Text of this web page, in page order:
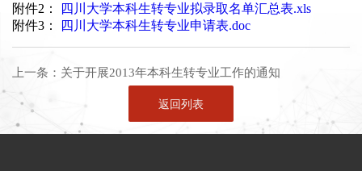
附件2：
四川大学本科生转专业拟录取名单汇总表.xls
附件3：
四川大学本科生转专业申请表.doc
上一条： 关于开展2013年本科生转专业工作的通知
返回列表